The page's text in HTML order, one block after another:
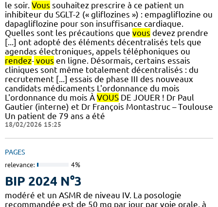
le soir. Vous souhaitez prescrire à ce patient un
inhibiteur du SGLT-2 (« gliflozines ») : empagliflozine ou
dapagliflozine pour son insuffisance cardiaque.
Quelles sont les précautions que vous devez prendre
[...] ont adopté des éléments décentralisés tels que
agendas électroniques, appels téléphoniques ou
rendez- vous en ligne. Désormais, certains essais
cliniques sont même totalement décentralisés : du
recrutement [...] essais de phase III des nouveaux
candidats médicaments L'ordonnance du mois
L'ordonnance du mois À VOUS DE JOUER ! Dr Paul
Gautier (interne) et Dr François Montastruc – Toulouse
Un patient de 79 ans a été
18/02/2026 15:25
PAGES
relevance: 4%
BIP 2024 N°3
modéré et un ASMR de niveau IV. La posologie
recommandée est de 50 mg par jour par voie orale, à